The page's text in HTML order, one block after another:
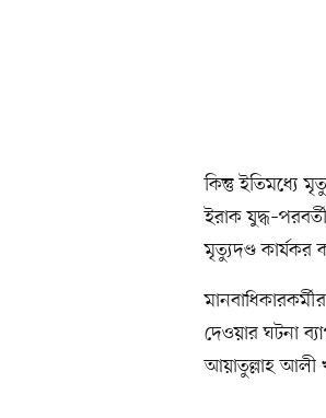
কিন্তু ইতিমধ্যে
ইরাক
মৃত্যুদণ্ড কার্যকর
দেওয়ার ঘটনা
আয়াতুল্লাহ আলী